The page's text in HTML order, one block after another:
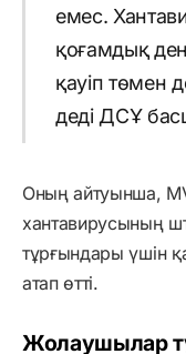
емес.
қоғамдық
қауіп төмен
деді ДСҰ
Оның айтуынша,
хантавирусының
тұрғындары үшін
атап өтті.
Жолаушылар